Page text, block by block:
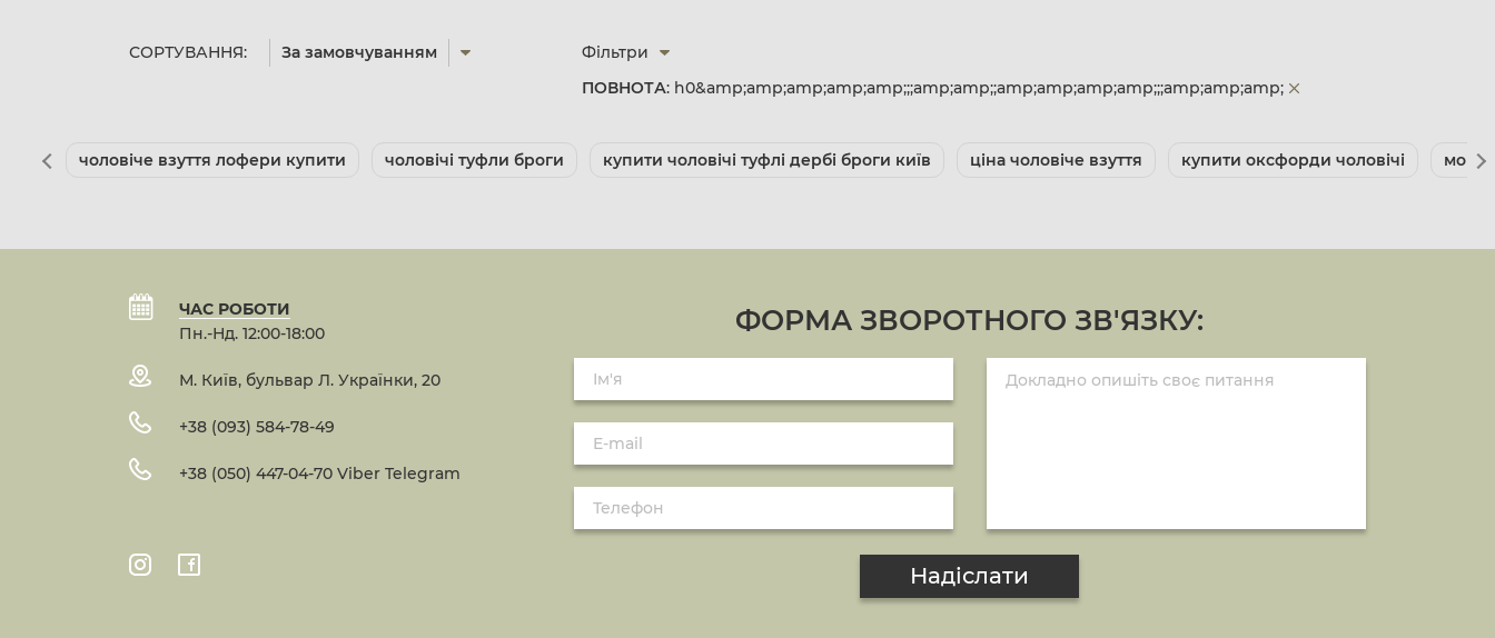
СОРТУВАННЯ: За замовчуванням
Фільтри
ПОВНОТА: h0&amp;amp;amp;amp;amp;;;amp;amp;;amp;amp;amp;amp;;;amp;amp;amp;
чоловіче взуття лофери купити чоловічі туфли броги купити чоловічі туфлі дербі броги київ ціна чоловіче взуття купити оксфорди чоловічі
ЧАС РОБОТИ
Пн.-Нд. 12:00-18:00
М. Київ, бульвар Л. Українки, 20
+38 (093) 584-78-49
+38 (050) 447-04-70 Viber Telegram
ФОРМА ЗВОРОТНОГО ЗВ'ЯЗКУ:
Надіслати